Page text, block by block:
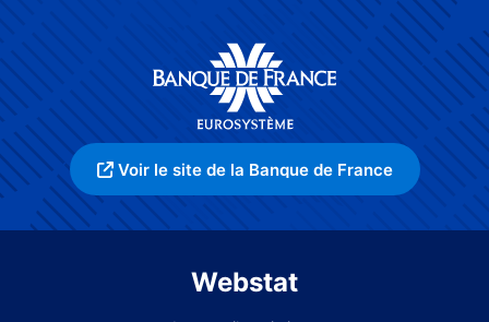
Voir le site de la Banque de France
Webstat